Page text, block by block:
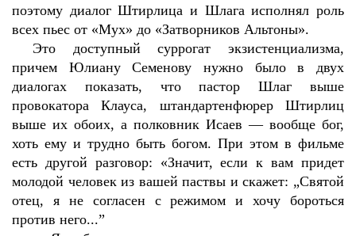
поэтому диалог Штирлица и Шлага исполнял роль
всех пьес от «Мух» до «Затворников Альтоны».
Это доступный суррогат экзистенциализма,
причем Юлиану Семенову нужно было в двух
диалогах показать, что пастор Шлаг выше
провокатора Клауса, штандартенфюрер Штирлиц
выше их обоих, а полковник Исаев — вообще бог,
хоть ему и трудно быть богом. При этом в фильме
есть другой разговор: «Значит, если к вам придет
молодой человек из вашей паствы и скажет: „Святой
отец, я не согласен с режимом и хочу бороться
против него...”